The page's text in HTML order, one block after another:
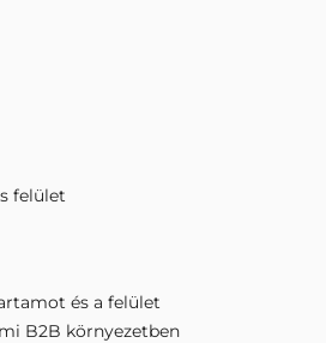
felület
és a felület
B2B környezetben